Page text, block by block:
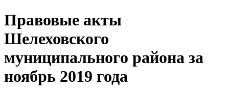
Правовые акты
Шелеховского
муниципального района за
ноябрь 2019 года